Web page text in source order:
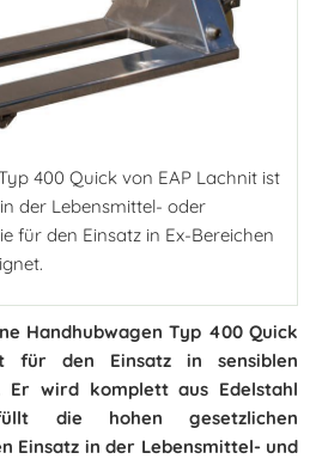
400 Quick von EAP Lachnit ist
der Lebensmittel- oder
für den Einsatz in Ex-Bereichen
Handhubwagen Typ 400 Quick
für den Einsatz in sensiblen
Er wird komplett aus Edelstahl
die hohen gesetzlichen
Einsatz in der Lebensmittel- und